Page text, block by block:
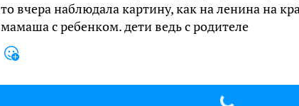
то вчера наблюдала картину, как на ленина на
мамаша с ребенком. дети ведь с родителе